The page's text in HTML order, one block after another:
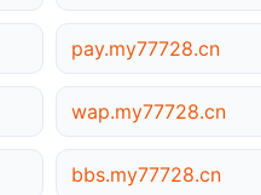
pay.my77728.cn
wap.my77728.cn
bbs.my77728.cn